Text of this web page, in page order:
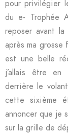
pour privilégier
du e- Trophée
reposer avant
après ma
est une belle
j’allais être en
derrière le
cette sixième
annoncer que je
sur la grille de